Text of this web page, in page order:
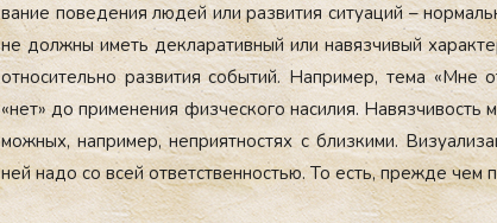
вание по­веде­ния лю­дей или раз­ви­тия си­ту­аций –
не дол­жны иметь дек­ла­ратив­ный или на­вяз­чи­вый
от­но­ситель­но раз­ви­тия со­бытий. Нап­ри­мер, те­ма «Мне
«нет» до при­мене­ния физ­ческо­го на­силия.
можных, нап­ри­мер, неп­ри­ят­ностях с близ­ки­ми.
ней на­до со всей от­ветс­твен­ностью. То есть, преж­де чем